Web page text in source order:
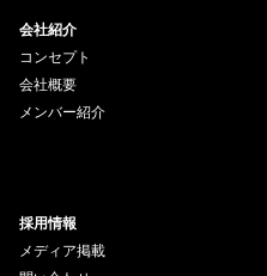
会社紹介
コンセプト
会社概要
メンバー紹介
採用情報
メディア掲載